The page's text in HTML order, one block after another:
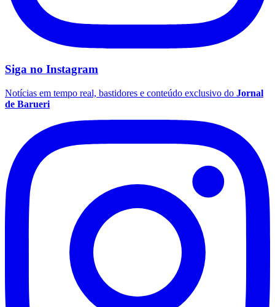
Vasco
Siga no Instagram
Notícias em tempo real, bastidores e conteúdo exclusivo do Jornal
de Barueri